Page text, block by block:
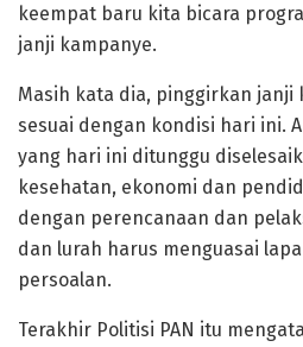
keempat baru kita bicara
janji kampanye.
Masih kata dia, pinggirkan janji
sesuai dengan kondisi hari ini.
yang hari ini ditunggu
kesehatan, ekonomi dan
dengan perencanaan dan
dan lurah harus menguasai
persoalan.
Terakhir Politisi PAN itu